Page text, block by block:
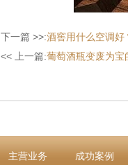
下一篇 >>:酒窖用什么空调好
<< 上一篇:葡萄酒瓶变废为宝
主营业务 成功案例